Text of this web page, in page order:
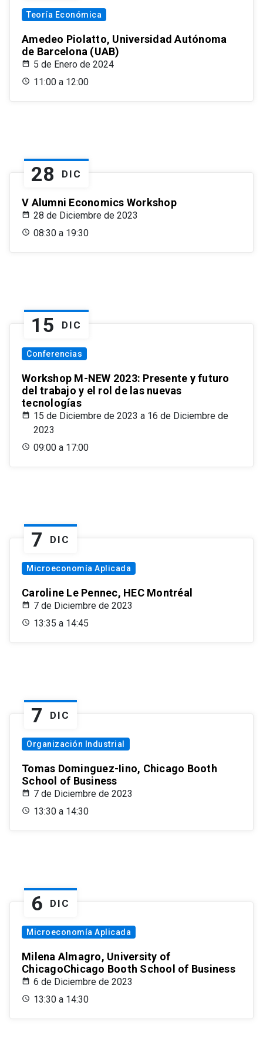
Teoría Económica
Amedeo Piolatto, Universidad Autónoma
de Barcelona (UAB)
5 de Enero de 2024
11:00 a 12:00
28 DIC
V Alumni Economics Workshop
28 de Diciembre de 2023
08:30 a 19:30
15 DIC
Conferencias
Workshop M-NEW 2023: Presente y futuro
del trabajo y el rol de las nuevas
tecnologías
15 de Diciembre de 2023 a 16 de Diciembre de
2023
09:00 a 17:00
7 DIC
Microeconomía Aplicada
Caroline Le Pennec, HEC Montréal
7 de Diciembre de 2023
13:35 a 14:45
7 DIC
Organización Industrial
Tomas Dominguez-Iino, Chicago Booth
School of Business
7 de Diciembre de 2023
13:30 a 14:30
6 DIC
Microeconomía Aplicada
Milena Almagro, University of
ChicagoChicago Booth School of Business
6 de Diciembre de 2023
13:30 a 14:30